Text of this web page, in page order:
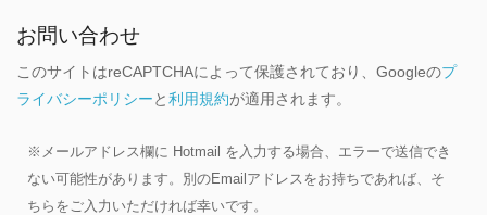
お問い合わせ
このサイトはreCAPTCHAによって保護されており、Googleのプ
ライバシーポリシーと利用規約が適用されます。
※メールアドレス欄に Hotmail を入力する場合、エラーで送信でき
ない可能性があります。別のEmailアドレスをお持ちであれば、そ
ちらをご入力いただければ幸いです。